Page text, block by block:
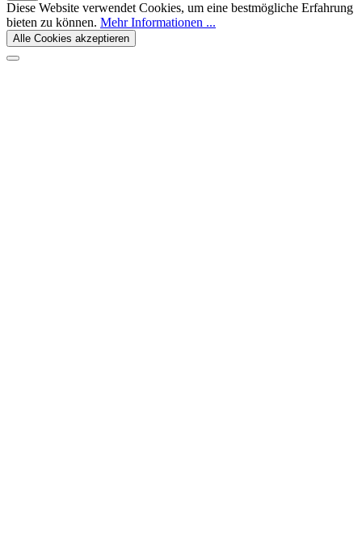
Diese Website verwendet Cookies, um eine bestmögliche Erfahrung
bieten zu können. Mehr Informationen ...
Alle Cookies akzeptieren